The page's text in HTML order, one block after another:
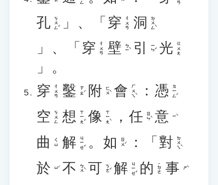
孔 ㄎㄨㄥˇ 」、「 穿 ㄔㄨㄢ 洞 ㄉㄨㄥˋ
」、「 穿 ㄔㄨㄢ 壁 ㄅㄧˋ 引 ㄧㄣˇ 光 ㄍㄨㄤ
」。
穿 ㄔㄨㄢ 鑿 ㄗㄠˊ 附 ㄈㄨˋ 會 ㄏㄨㄟˋ ： 憑 ㄆㄧㄥˊ
空 ㄎㄨㄥ 想 ㄒㄧㄤˇ 像 ㄒㄧㄤˋ ， 任 ㄖㄣˋ 意 ㄧˋ
曲 ㄑㄩ 解 ㄐㄧㄝˇ 。 如 ㄖㄨˊ ：「 對 ㄉㄨㄟˋ
於 ㄩˊ 不 ㄅㄨˋ 可 ㄎㄜˇ 解 ㄐㄧㄝˇ 的 ˙ㄉㄜ 事 ㄕˋ